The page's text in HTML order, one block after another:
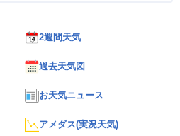
2週間天気
過去天気図
お天気ニュース
アメダス(実況天気)